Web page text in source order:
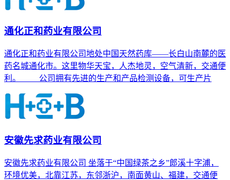
通化正和药业有限公司
通化正和药业有限公司地处中国天然药库——长白山南麓的医
药名城通化市。这里物华天宝，人杰地灵，空气清新，交通便
利。 公司拥有先进的生产和产品检测设备，可生产片
安徽先求药业有限公司
安徽先求药业有限公司 坐落于“中国绿茶之乡”郎溪十字浦，
环境优美，北靠江苏，东邻浙沪，南面黄山、福建，交通便